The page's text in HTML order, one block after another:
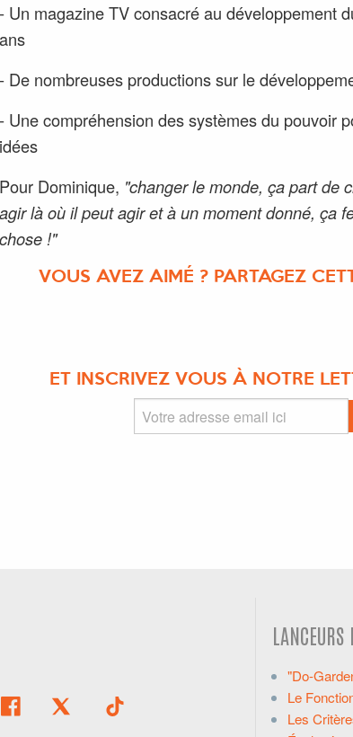
- Un magazine TV consacré au développement
ans
- De nombreuses productions sur le
- Une compréhension des systèmes du pouvoir
idées
Pour Dominique, "changer le monde, ça part de
agir là où il peut agir et à un moment donné, ça
chose !"
VOUS AVEZ AIMÉ ? PARTAGEZ
ET INSCRIVEZ VOUS À NOTRE
"Do-
Le
Les